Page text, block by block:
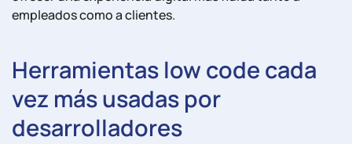
empleados como a clientes.
Herramientas low code cada
vez más usadas por
desarrolladores